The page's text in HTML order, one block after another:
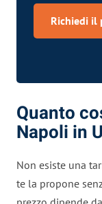
Richiedi il
Quanto
Napoli in
Non esiste una
te la propone